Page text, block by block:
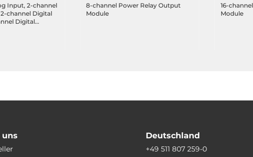
Input, 2-channel
channel Digital
Digital
8-channel Power Relay Output
Module
16-
Module
uns Deutschland
+49 511 807 259-0